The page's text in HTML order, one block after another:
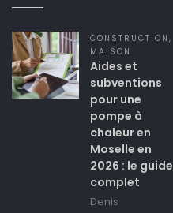
CONSTRUCTION ,
MAISON
Aides et
subventions
pour une
pompe à
chaleur en
Moselle en
2026 : le guide
complet
Denis